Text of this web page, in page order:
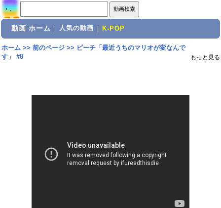
動画 ホーム 人気の動画 K-POP
ホーム>> 前のページ>> ピーチ「最近うちのマリオが変なんで
す」 #8
もっと見る